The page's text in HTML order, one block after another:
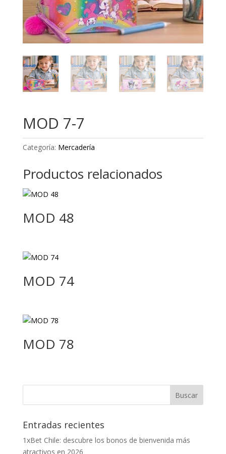
MOD 7-7
Categoría: Mercadería
Productos relacionados
MOD 48
MOD 74
MOD 78
Entradas recientes
1xBet Chile: descubre los bonos de bienvenida más
atractivos en 2026